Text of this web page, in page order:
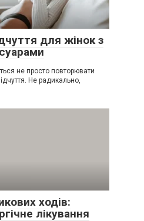
для жінок з
не просто повторювати
Не радикально,
ходів:
лікування